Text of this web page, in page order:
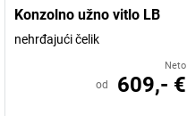
Konzolno užno vitlo LB
nehrđajući čelik
Neto
od 609,- €